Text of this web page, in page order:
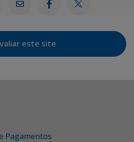
este site
Pagamentos